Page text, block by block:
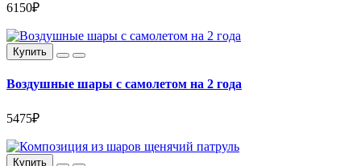
6150₽
Купить
Воздушные шары с самолетом на 2 года
5475₽
Купить